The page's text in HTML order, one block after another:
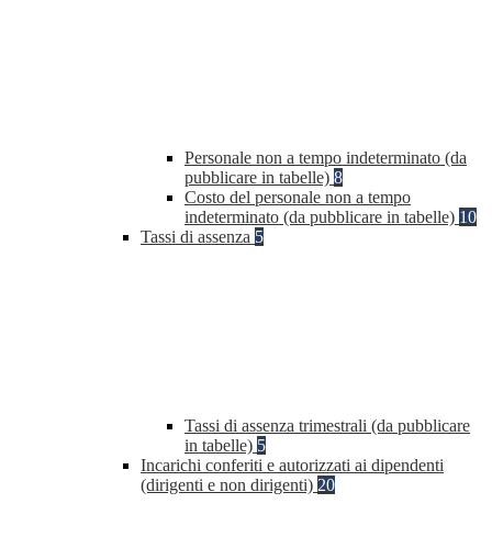
Personale non a tempo indeterminato (da
pubblicare in tabelle) 8
Costo del personale non a tempo
indeterminato (da pubblicare in tabelle) 10
Tassi di assenza 5
Tassi di assenza trimestrali (da pubblicare
in tabelle) 5
Incarichi conferiti e autorizzati ai dipendenti
(dirigenti e non dirigenti) 20